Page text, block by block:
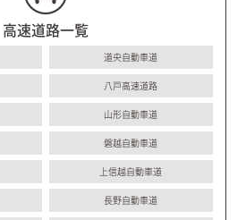
高速道路一覧
道央自動車道
八戸高速道路
山形自動車道
磐越自動車道
上信越自動車道
長野自動車道